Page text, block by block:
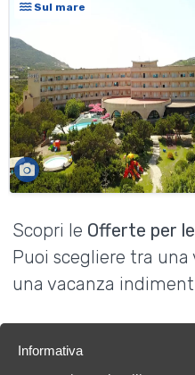
Sul mare
Scopri le Offerte per
Puoi scegliere tra
una vacanza
Informativa